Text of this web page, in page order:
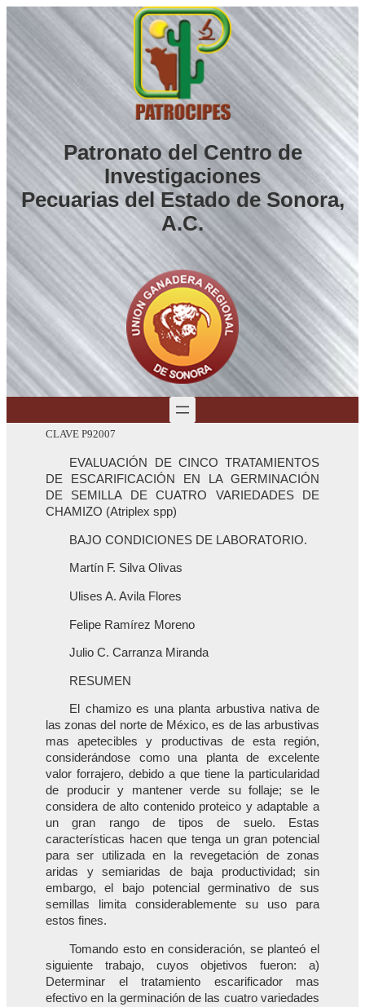
Saltar
al
contenido
Patronato del Centro de
Investigaciones
Pecuarias del Estado de Sonora,
A.C.
CLAVE P92007
EVALUACIÓN DE CINCO TRATAMIENTOS
DE ESCARIFICACIÓN EN LA GERMINACIÓN
DE SEMILLA DE CUATRO VARIEDADES DE
CHAMIZO (Atriplex spp)
BAJO CONDICIONES DE LABORATORIO.
Martín F. Silva Olivas
Ulises A. Avila Flores
Felipe Ramírez Moreno
Julio C. Carranza Miranda
RESUMEN
El chamizo es una planta arbustiva nativa de
las zonas del norte de México, es de las arbustivas
mas apetecibles y productivas de esta región,
considerándose como una planta de excelente
valor forrajero, debido a que tiene la particularidad
de producir y mantener verde su follaje; se le
considera de alto contenido proteico y adaptable a
un gran rango de tipos de suelo. Estas
características hacen que tenga un gran potencial
para ser utilizada en la revegetación de zonas
aridas y semiaridas de baja productividad; sin
embargo, el bajo potencial germinativo de sus
semillas limita considerablemente su uso para
estos fines.
Tomando esto en consideración, se planteó el
siguiente trabajo, cuyos objetivos fueron: a)
Determinar el tratamiento escarificador mas
efectivo en la germinación de las cuatro variedades